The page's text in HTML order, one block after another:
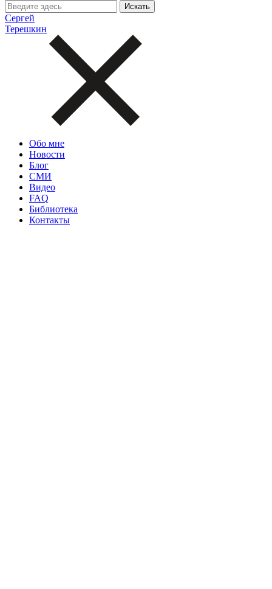
Сергей
Терешкин
Обо мне
Новости
Блог
СМИ
Видео
FAQ
Библиотека
Контакты